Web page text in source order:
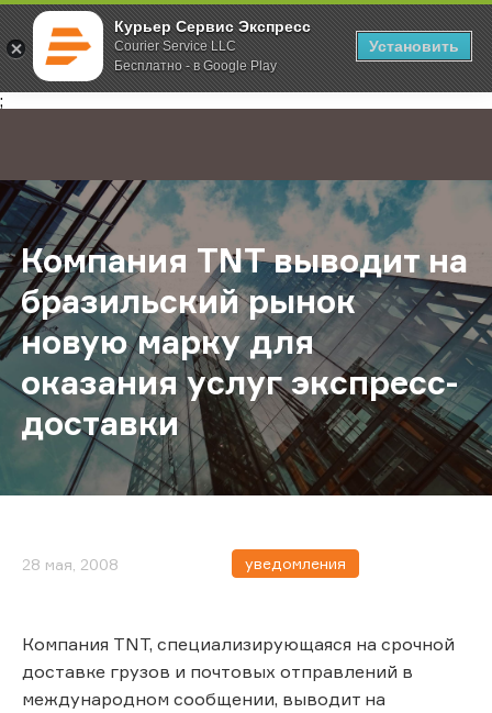
Курьер Сервис Экспресс
Courier Service LLC
Бесплатно - в Google Play
Установить
;
Главная О компании Новости Компания TNT выводит на
Компания TNT выводит на
бразильский рынок
новую марку для
оказания услуг экспресс-
доставки
28 мая, 2008 уведомления
Компания TNT, специализирующаяся на срочной
доставке грузов и почтовых отправлений в
международном сообщении, выводит на